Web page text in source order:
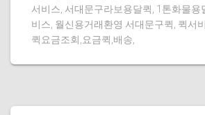
서비스, 서대문구라보용달퀵, 1톤화물용
비스, 월신용거래환영 서대문구퀵, 퀵서
퀵요금조회,요금퀵,배송,